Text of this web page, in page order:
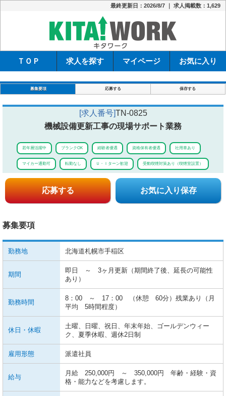
最終更新日：2026/8/7 ｜ 求人掲載数：1,629
ＴＯＰ 求人を探す マイページ お気に入り
募集要項 応募する 保存する
[求人番号]TN-0825
機械設備更新工事の現場サポート業務
若年層活躍中 ブランクOK 経験者優遇 資格保有者優遇 社用車あり
マイカー通勤可 転勤なし Ｕ・Ｉターン歓迎 受動喫煙対策あり（喫煙室設置）
応募する お気に入り保存
募集要項
勤務地 北海道札幌市手稲区
期間
即日 ～ 3ヶ月更新（期間終了後、延長の可能性
あり）
勤務時間
8：00 ～ 17：00 （休憩 60分）残業あり（月
平均 5時間程度）
休日・休暇
土曜、日曜、祝日、年末年始、ゴールデンウィー
ク、夏季休暇、週休2日制
雇用形態 派遣社員
給与
月給 250,000円 ～ 350,000円 年齢・経験・資
格・能力などを考慮します。